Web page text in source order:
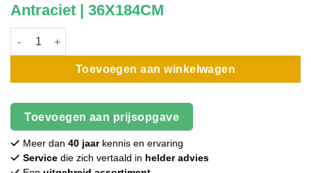
Antraciet | 36X184CM
Beton | Onderplaat | Dubbelzijdig glad | Antraciet | 36X184CM
Toevoegen aan winkelwagen
Toevoegen aan prijsopgave
Meer dan 40 jaarkennis en ervaring
Service die zich vertaald in helder advies